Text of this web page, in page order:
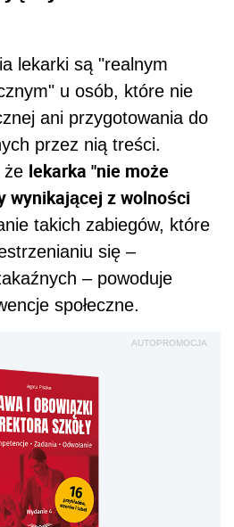
lekarki są "realnym
u osób, które nie
ani przygotowania do
przez nią treści.
że lekarka "nie może
wynikającej z wolności
takich zabiegów, które
się –
– powoduje
społeczne.
AUTOPROMOCJA